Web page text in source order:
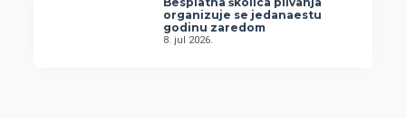
organizuje se jedanaestu
godinu zaredom
8. jul 2026.